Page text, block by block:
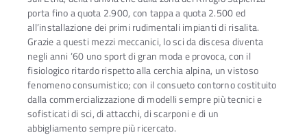
porta fino a quota 2.900, con tappa a quota 2.500 ed
all’installazione dei primi rudimentali impianti di risalita.
Grazie a questi mezzi meccanici, lo sci da discesa diventa
negli anni ’60 uno sport di gran moda e provoca, con il
fisiologico ritardo rispetto alla cerchia alpina, un vistoso
fenomeno consumistico; con il consueto contorno costituito
dalla commercializzazione di modelli sempre più tecnici e
sofisticati di sci, di attacchi, di scarponi e di un
abbigliamento sempre più ricercato.